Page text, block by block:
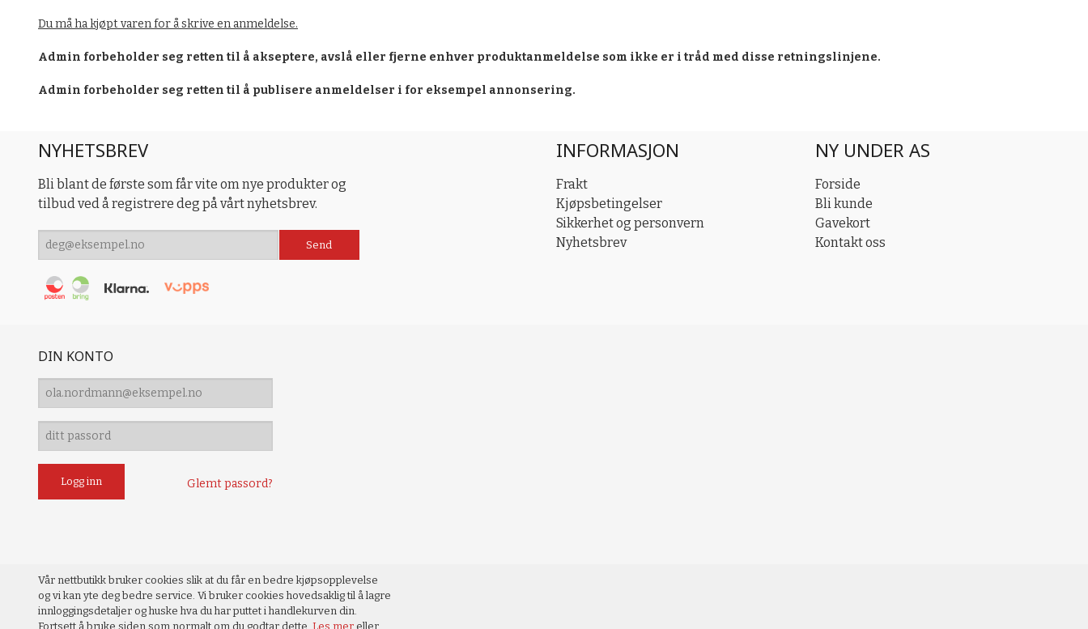
Du må ha kjøpt varen for å skrive en anmeldelse.
Admin forbeholder seg retten til å akseptere, avslå eller fjerne enhver produktanmeldelse som ikke er i tråd med disse retningslinjene.
Admin forbeholder seg retten til å publisere anmeldelser i for eksempel annonsering.
NYHETSBREV
Bli blant de første som får vite om nye produkter og
tilbud ved å registrere deg på vårt nyhetsbrev.
INFORMASJON
Frakt
Kjøpsbetingelser
Sikkerhet og personvern
Nyhetsbrev
NY UNDER AS
Forside
Bli kunde
Gavekort
Kontakt oss
DIN KONTO
Glemt passord?
Vår nettbutikk bruker cookies slik at du får en bedre kjøpsopplevelse
og vi kan yte deg bedre service. Vi bruker cookies hovedsaklig til å lagre
innloggingsdetaljer og huske hva du har puttet i handlekurven din.
Fortsett å bruke siden som normalt om du godtar dette. Les mer eller